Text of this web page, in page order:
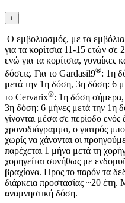
+
Ο εμβολιασμός, με τα
για τα κορίτσια 11-15 ετών
ενώ για τα κορίτσια,
δόσεις. Για το Gardasil9®: 1η
μετά την 1η δόση, 3η δόση: 6
το Cervarix®: 1η δόση
3η δόση: 6 μήνες μετά την 1η
γίνονται μέσα σε περίοδο ενός
χρονοδιάγραμμα, ο γιατρός
χωρίς να χάνονται οι
παρέχεται 1 μήνα μετά τη
χορηγείται συνήθως με
βραχίονα. Προς το παρόν τα
διάρκεια προστασίας ~20 έτη.
αναμνηστική δόση.